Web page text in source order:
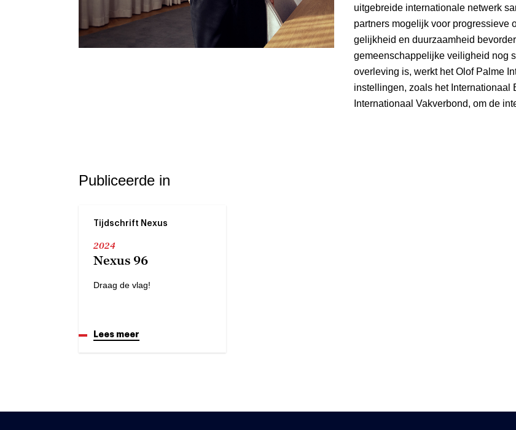
uitgebreide internationale netwerk
partners mogelijk voor progressieve
gelijkheid en duurzaamheid
gemeenschappelijke veiligheid nog
overleving is, werkt het Olof Palme
instellingen, zoals het Internationaal
Internationaal Vakverbond, om de
Publiceerde in
Tijdschrift Nexus
2024
Nexus 96
Draag de vlag!
Lees meer